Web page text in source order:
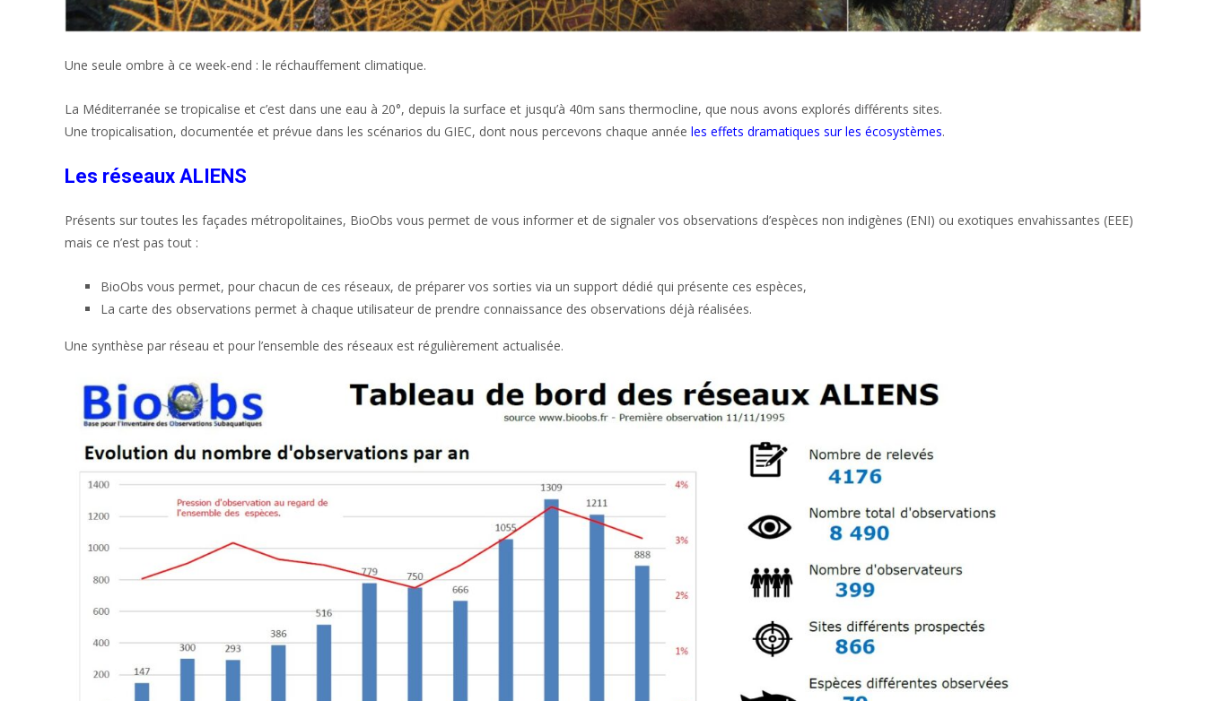
Une seule ombre à ce week-end : le réchauffement climatique.
La Méditerranée se tropicalise et c’est dans une eau à 20°, depuis la surface et jusqu’à 40m sans thermocline, que nous avons explorés différents sites.
Une tropicalisation, documentée et prévue dans les scénarios du GIEC, dont nous percevons chaque année les effets dramatiques sur les écosystèmes.
Les réseaux ALIENS
Présents sur toutes les façades métropolitaines, BioObs vous permet de vous informer et de signaler vos observations d’espèces non indigènes (ENI) ou exotiques envahissantes (EEE)
mais ce n’est pas tout :
BioObs vous permet, pour chacun de ces réseaux, de préparer vos sorties via un support dédié qui présente ces espèces,
La carte des observations permet à chaque utilisateur de prendre connaissance des observations déjà réalisées.
Une synthèse par réseau et pour l’ensemble des réseaux est régulièrement actualisée.